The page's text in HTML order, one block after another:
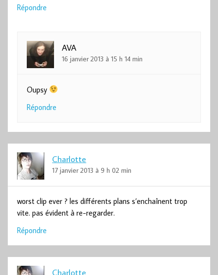
Répondre
AVA
16 janvier 2013 à 15 h 14 min
Oupsy
Répondre
Charlotte
17 janvier 2013 à 9 h 02 min
worst clip ever ? les différents plans s’enchaînent trop
vite. pas évident à re-regarder.
Répondre
Charlotte